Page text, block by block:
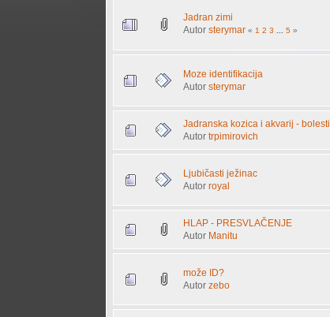
Jadran zimi
Autorsterymar « 1 2 3 ...5 »
Moze identifikacija
Autorsterymar
Jadranska kozica i akvarij - bolesti
Autortrpimirovich
Ljubičasti ježinac
Autorroyal
HLAP - PRESVLAČENJE
Autor Manitu
može ID?
Autorzebo